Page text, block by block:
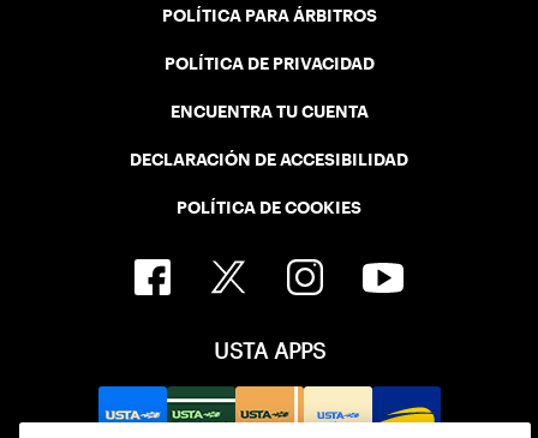
POLÍTICA PARA ÁRBITROS
POLÍTICA DE PRIVACIDAD
ENCUENTRA TU CUENTA
DECLARACIÓN DE ACCESIBILIDAD
POLÍTICA DE COOKIES
USTA APPS